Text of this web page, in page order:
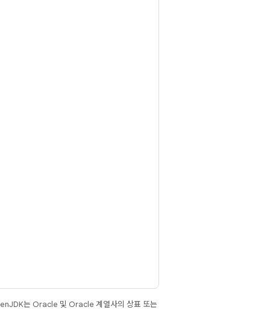
는 Oracle 및 Oracle 계열사의 상표 또는